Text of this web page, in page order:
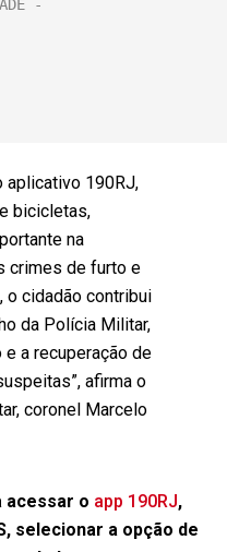
aplicativo 190RJ,
bicicletas,
na
crimes de furto e
o cidadão contribui
da Polícia Militar,
a recuperação de
afirma o
coronel Marcelo
acessar o app 190RJ,
selecionar a opção de